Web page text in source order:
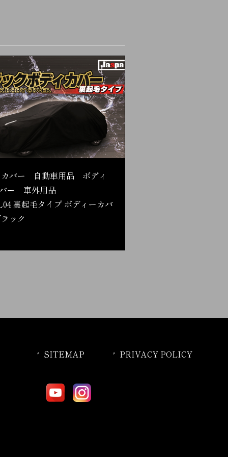
カバー 自動車用品 ボディ
ー 車外用品
裏起毛タイプ ボディーカバ
ック
SITEMAP PRIVACY POLICY